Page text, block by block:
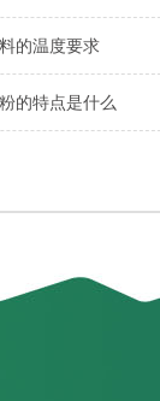
的温度要求
的特点是什么